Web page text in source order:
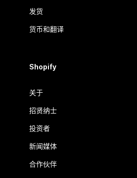
发货
货币和翻译
Shopify
关于
招贤纳士
投资者
新闻媒体
合作伙伴